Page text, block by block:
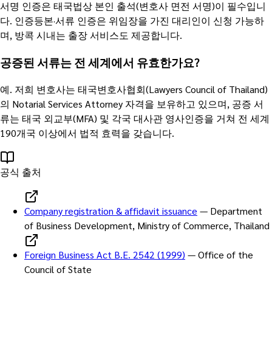
서명 인증은 태국법상 본인 출석(변호사 면전 서명)이 필수입니
다. 인증등본·서류 인증은 위임장을 가진 대리인이 신청 가능하
며, 방콕 시내는 출장 서비스도 제공합니다.
공증된 서류는 전 세계에서 유효한가요?
예. 저희 변호사는 태국변호사협회(Lawyers Council of Thailand)
의 Notarial Services Attorney 자격을 보유하고 있으며, 공증 서
류는 태국 외교부(MFA) 및 각국 대사관 영사인증을 거쳐 전 세계
190개국 이상에서 법적 효력을 갖습니다.
공식 출처
Company registration & affidavit issuance — Department
of Business Development, Ministry of Commerce, Thailand
Foreign Business Act B.E. 2542 (1999) —Office of the
Council of State